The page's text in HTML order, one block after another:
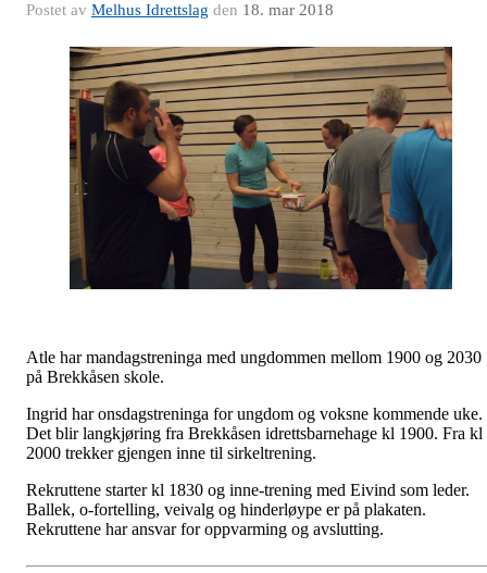
Postet av Melhus Idrettslag den 18. mar 2018
Atle har mandagstreninga med ungdommen mellom 1900 og 2030
på Brekkåsen skole.
Ingrid har onsdagstreninga for ungdom og voksne kommende uke.
Det blir langkjøring fra Brekkåsen idrettsbarnehage kl 1900. Fra kl
2000 trekker gjengen inne til sirkeltrening.
Rekruttene starter kl 1830 og inne-trening med Eivind som leder.
Ballek, o-fortelling, veivalg og hinderløype er på plakaten.
Rekruttene har ansvar for oppvarming og avslutting.